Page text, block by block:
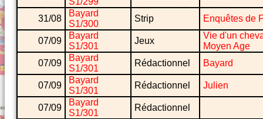
31/08
Bayard
S1/300
Strip Enquêtes de
07/09
Bayard
S1/301
Jeux
Vie d'un
Moyen Age
07/09
Bayard
S1/301
Rédactionnel Bayard
07/09
Bayard
S1/301
Rédactionnel Julien
07/09
Bayard
S1/301
Rédactionnel